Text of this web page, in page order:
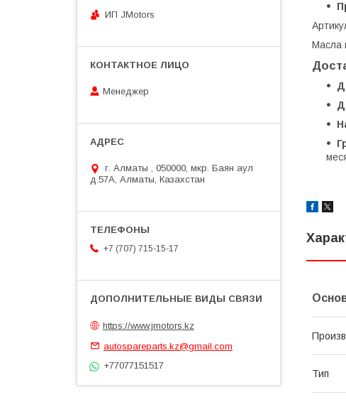
Масла
Тип
ИП JMotors
Менеджер
г. Алматы , 050000, мкр. Баян аул
д.57А, Алматы, Казахстан
+7 (707) 715-15-17
https://www.jmotors.kz
autospareparts.kz@gmail.com
+77077151517